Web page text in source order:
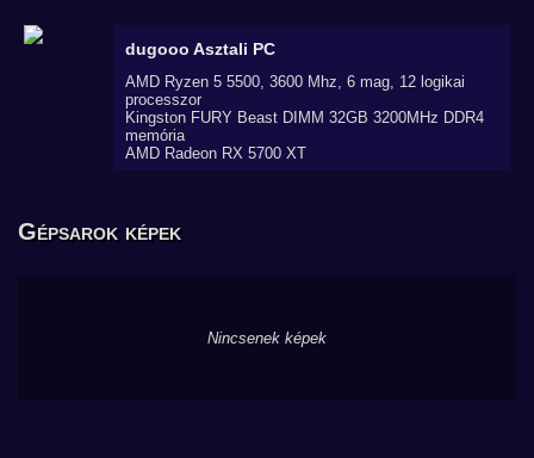
dugooo Asztali PC
AMD Ryzen 5 5500, 3600 Mhz, 6 mag, 12 logikai
processzor
Kingston FURY Beast DIMM 32GB 3200MHz DDR4
memória
AMD Radeon RX 5700 XT
Gépsarok képek
Nincsenek képek